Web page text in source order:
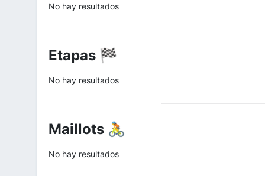
No hay resultados
Etapas 🏁
No hay resultados
Maillots 🚴
No hay resultados